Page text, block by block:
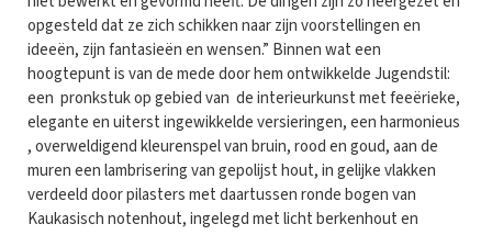
opgesteld dat ze zich schikken naar zijn voorstellingen en
ideeën, zijn fantasieën en wensen.” Binnen wat een
hoogtepunt is van de mede door hem ontwikkelde Jugendstil:
een pronkstuk op gebied van de interieurkunst met feeërieke,
elegante en uiterst ingewikkelde versieringen, een harmonieus
, overweldigend kleurenspel van bruin, rood en goud, aan de
muren een lambrisering van gepolijst hout, in gelijke vlakken
verdeeld door pilasters met daartussen ronde bogen van
Kaukasisch notenhout, ingelegd met licht berkenhout en